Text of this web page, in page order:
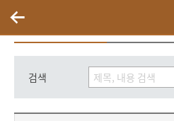
말산업자료실
검색
제목,등록자,등록일,첨부파일,내용으로 구성된 치유승마 도입 및 활성화 실증연구 게시글의 내용 보기